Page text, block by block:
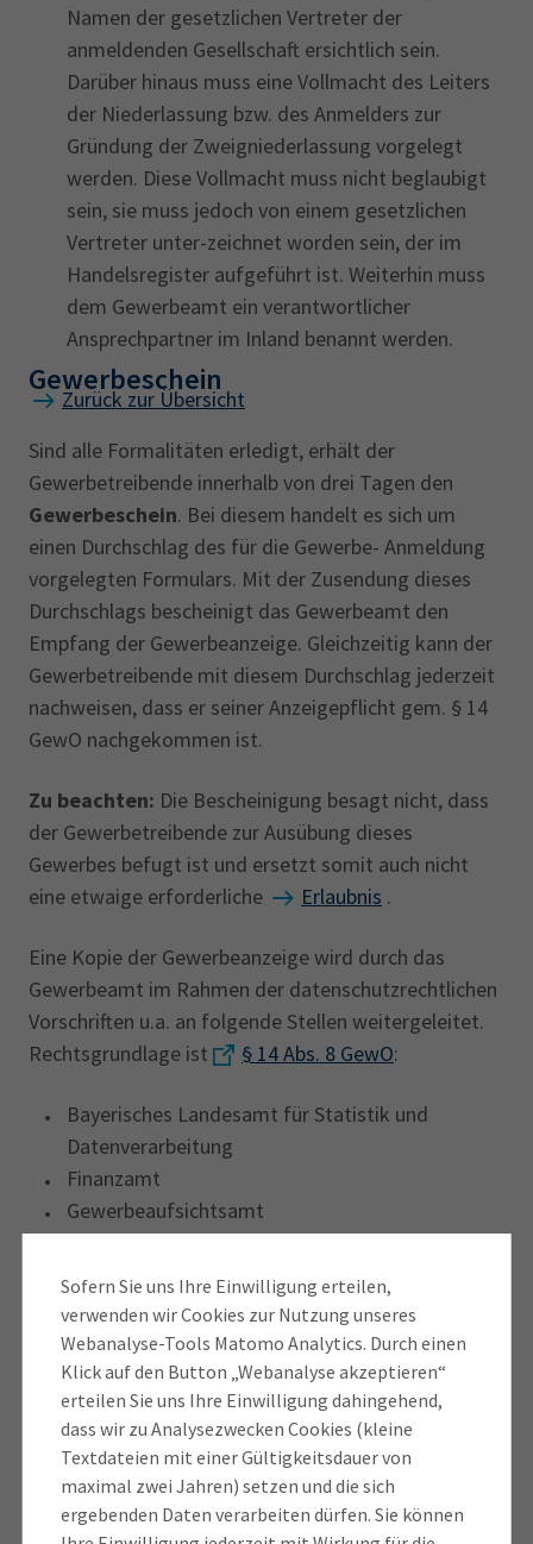
Sofern Sie uns Ihre Einwilligung erteilen,
verwenden wir Cookies zur Nutzung unseres
Webanalyse-Tools Matomo Analytics. Durch einen
Klick auf den Button „Webanalyse akzeptieren“
erteilen Sie uns Ihre Einwilligung dahingehend,
dass wir zu Analysezwecken Cookies (kleine
Textdateien mit einer Gültigkeitsdauer von
maximal zwei Jahren) setzen und die sich
ergebenden Daten verarbeiten dürfen. Sie können
Namen der gesetzlichen Vertreter der
anmeldenden Gesellschaft ersichtlich sein.
Darüber hinaus muss eine Vollmacht des Leiters
der Niederlassung bzw. des Anmelders zur
Gründung der Zweigniederlassung vorgelegt
werden. Diese Vollmacht muss nicht beglaubigt
sein, sie muss jedoch von einem gesetzlichen
Vertreter unter-zeichnet worden sein, der im
Handelsregister aufgeführt ist. Weiterhin muss
dem Gewerbeamt ein verantwortlicher
Ansprechpartner im Inland benannt werden.
Zurück zur Übersicht
Gewerbeschein
Sind alle Formalitäten erledigt, erhält der
Gewerbetreibende innerhalb von drei Tagen den
Gewerbeschein. Bei diesem handelt es sich um
einen Durchschlag des für die Gewerbe- Anmeldung
vorgelegten Formulars. Mit der Zusendung dieses
Durchschlags bescheinigt das Gewerbeamt den
Empfang der Gewerbeanzeige. Gleichzeitig kann der
Gewerbetreibende mit diesem Durchschlag jederzeit
nachweisen, dass er seiner Anzeigepflicht gem. § 14
GewO nachgekommen ist.
Zu beachten: Die Bescheinigung besagt nicht, dass
der Gewerbetreibende zur Ausübung dieses
Gewerbes befugt ist und ersetzt somit auch nicht
eine etwaige erforderliche
Erlaubnis .
Eine Kopie der Gewerbeanzeige wird durch das
Gewerbeamt im Rahmen der datenschutzrechtlichen
Vorschriften u.a. an folgende Stellen weitergeleitet.
Rechtsgrundlage ist
§ 14 Abs. 8 GewO:
Bayerisches Landesamt für Statistik und
Datenverarbeitung
Finanzamt
Gewerbeaufsichtsamt
Industrie- und Handelskammer
Handwerkskammer
Ausländerbehörden
Eichamt
Bundesagentur für Arbeit
Deutsche Gesetzliche Unfallversicherung e. V.
Behörden der Zollverwaltung
Zurück zur Übersicht
Grundsatz der Gewerbefreiheit